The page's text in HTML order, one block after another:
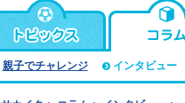
親子でチャレンジ インタビュー